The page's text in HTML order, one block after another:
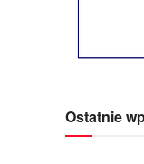
Ostatnie